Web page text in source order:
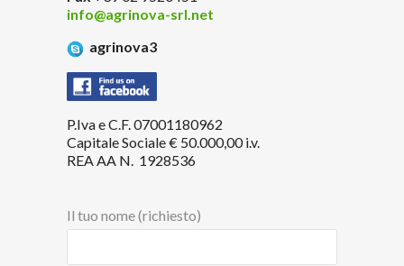
info@agrinova-srl.net
agrinova3
P.Iva e C.F. 07001180962
Capitale Sociale € 50.000,00 i.v.
REA AA N. 1928536
Il tuo nome (richiesto)